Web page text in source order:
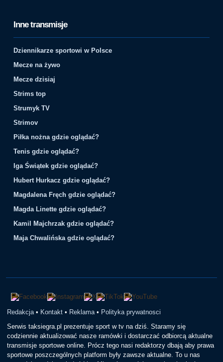
Inne transmisje
Dziennikarze sportowi w Polsce
Mecze na żywo
Mecze dzisiaj
Strims top
Strumyk TV
Strimov
Piłka nożna gdzie oglądać?
Tenis gdzie oglądać?
Iga Świątek gdzie oglądać?
Hubert Hurkacz gdzie oglądać?
Magdalena Fręch gdzie oglądać?
Magda Linette gdzie oglądać?
Kamil Majchrzak gdzie oglądać?
Maja Chwalińska gdzie oglądać?
Redakcja • Kontakt • Reklama • Polityka prywatnosci
Serwis taksiegra.pl prezentuje sport w tv na dziś. Staramy się
codziennie aktualizować nasze ramówki i dostarczać odbiorcą aktualne
transmisje sportowe online. Prócz tego nasi redaktorzy dbają aby prawa
sportowe poszczególnych platform były zawsze aktualne. To u nas